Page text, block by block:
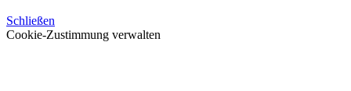
Schließen
Cookie-Zustimmung verwalten